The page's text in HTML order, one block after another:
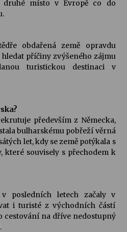
druhé místo v Evropě co do
obdařená země opravdu
příčiny zvýšeného zájmu
turistickou destinaci v
především z Německa,
bulharskému pobřeží věrná
let, kdy se země potýkala s
které souvisely s přechodem k
posledních letech začaly v
i turisté z východních částí
cestování na dříve nedostupný